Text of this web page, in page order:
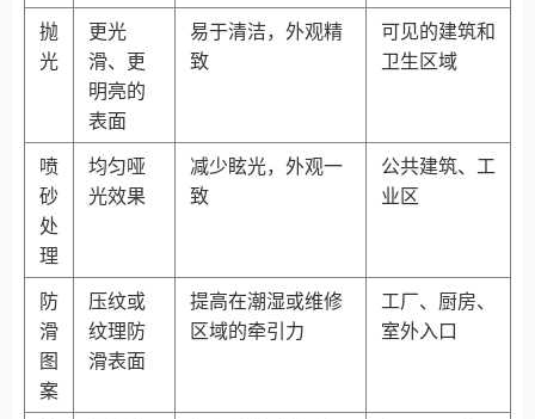
抛
光
更光
滑、更
明亮的
表面
易于清洁，外观精
致
可见的建筑和
卫生区域
喷
砂
处
理
均匀哑
光效果
减少眩光，外观一
致
公共建筑、工
业区
防
滑
图
案
压纹或
纹理防
滑表面
提高在潮湿或维修
区域的牵引力
工厂、厨房、
室外入口